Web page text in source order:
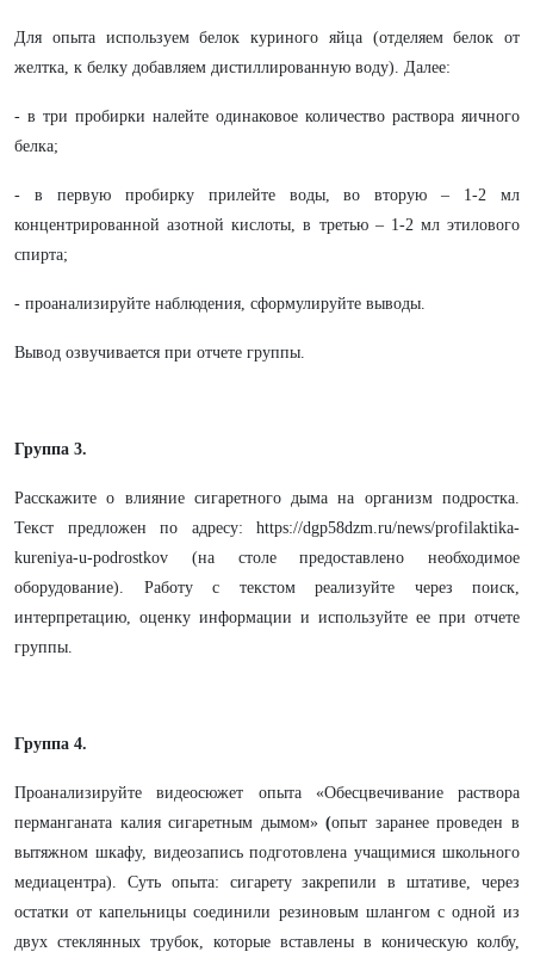
Для опыта используем белок куриного яйца (отделяем белок от
желтка, к белку добавляем дистиллированную воду). Далее:
- в три пробирки налейте одинаковое количество раствора яичного
белка;
- в первую пробирку прилейте воды, во вторую – 1-2 мл
концентрированной азотной кислоты, в третью – 1-2 мл этилового
спирта;
- проанализируйте наблюдения, сформулируйте выводы.
Вывод озвучивается при отчете группы.
Группа 3.
Расскажите о влияние сигаретного дыма на организм подростка.
Текст предложен по адресу: https://dgp58dzm.ru/news/profilaktika-
kureniya-u-podrostkov (на столе предоставлено необходимое
оборудование). Работу с текстом реализуйте через поиск,
интерпретацию, оценку информации и используйте ее при отчете
группы.
Группа 4.
Проанализируйте видеосюжет опыта «Обесцвечивание раствора
перманганата калия сигаретным дымом»(опыт заранее проведен в
вытяжном шкафу, видеозапись подготовлена учащимися школьного
медиацентра). Суть опыта: сигарету закрепили в штативе, через
остатки от капельницы соединили резиновым шлангом с одной из
двух стеклянных трубок, которые вставлены в коническую колбу,